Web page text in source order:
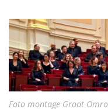
Foto montage Groot